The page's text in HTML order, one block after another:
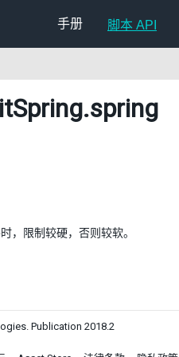
手册 脚本 API
.spring
，限制较硬，否则较软。
Publication 2018.2